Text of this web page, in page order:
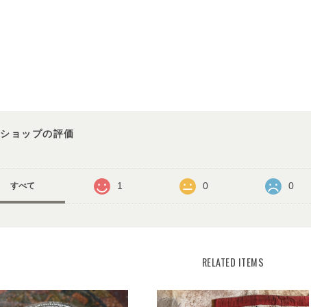
ショップの評価
すべて 1 0 0
RELATED ITEMS